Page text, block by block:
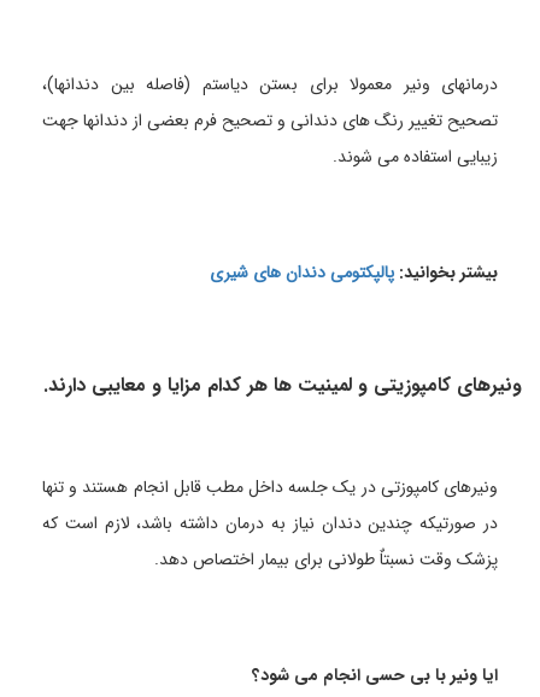
درمانهای ونیر معمولا برای بستن دیاستم (فاصله بین دندانها)،
تصحیح تغییر رنگ های دندانی و تصحیح فرم بعضی از دندانها جهت
زیبایی استفاده می شوند.
بیشتر بخوانید: پالپکتومی دندان های شیری
ونیرهای کامپوزیتی و لمینیت ها هر کدام مزایا و معایبی دارند.
ونیرهای کامپوزتی در یک جلسه داخل مطب قابل انجام هستند و تنها
در صورتیکه چندین دندان نیاز به درمان داشته باشد، لازم است که
پزشک وقت نسبتاٌ طولانی برای بیمار اختصاص دهد.
ایا ونیر با بی حسی انجام می شود؟